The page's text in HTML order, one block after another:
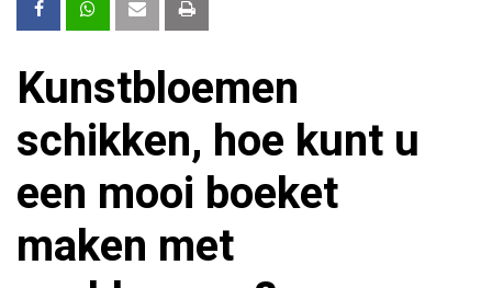
Kunstbloemen
schikken, hoe kunt u
een mooi boeket
maken met